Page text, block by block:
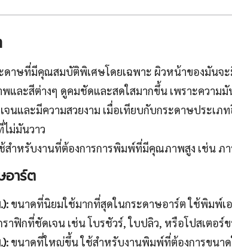
ดาษที่มีคุณสมบัติพิเศษโดยเฉพาะ ผิวหน้าของมันจะ
และสีต่างๆ ดูคมชัดและสดใสมากขึ้น เพราะความมั
นและมีความสวยงาม เมื่อเทียบกับกระดาษประเภ
ม่มันวาว
สำหรับงานที่ต้องการการพิมพ์ที่มีคุณภาพสูง เช่น ภ
อาร์ต
ขนาดที่นิยมใช้มากที่สุดในกระดาษอาร์ต ใช้พิมพ์เ
ฟิกที่ชัดเจน เช่น โบรชัวร์, ใบปลิว, หรือโปสเตอร์ข
ขนาดที่ใหญ่ขึ้น ใช้สำหรับงานพิมพ์ที่ต้องการขนา